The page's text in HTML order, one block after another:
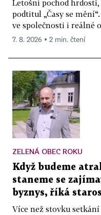
Letošní pochod
podtitul „Časy se
ve společnosti i reálné
7. 8. 2026 ▪ 2 min. čtení
ZELENÁ OBEC ROKU
Když budeme
staneme se
byznys, říká
Více než stovku